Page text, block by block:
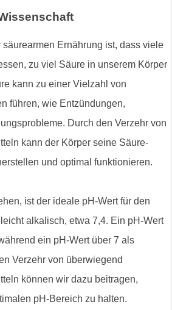
Ernährung ist, dass viele
zu viel Säure in unserem Körper
kann zu einer Vielzahl von
führen, wie Entzündungen,
Durch den Verzehr von
kann der Körper seine Säure-
und optimal funktionieren.
ist der ideale pH-Wert für den
alkalisch, etwa 7,4. Ein pH-Wert
ein pH-Wert über 7 als
Verzehr von überwiegend
können wir dazu beitragen,
pH-Bereich zu halten.